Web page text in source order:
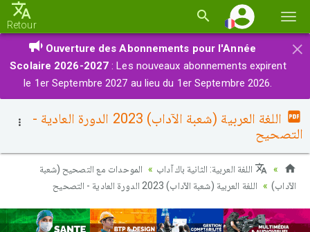
la
Retour
×
Ouverture des Abonnements pour l'Année
Scolaire 2026-2027 : Les nouveaux abonnements expirent
le 1er Septembre 2027 au lieu du 1er Septembre 2026.
اللغة العربية (شعبة الآداب) 2023 الدورة العادية -
التصحيح
اللغة العربية: الثانية باك آداب
الموحدات مع التصحيح (شعبة
الآداب)
اللغة العربية (شعبة الآداب) 2023 الدورة العادية - التصحيح